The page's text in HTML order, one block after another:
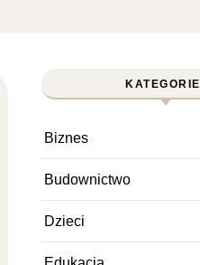
KATEGORIE
Biznes
Budownictwo
Dzieci